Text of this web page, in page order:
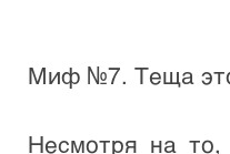
Миф №7. Теща
Несмотря на